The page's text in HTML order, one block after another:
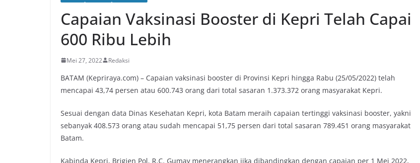
Capaian Vaksinasi Booster di Kepri Telah Capai
600 Ribu Lebih
Mei 27, 2022 Redaksi
BATAM (Kepriraya.com) – Capaian vaksinasi booster di Provinsi Kepri hingga Rabu (25/05/2022) telah
mencapai 43,74 persen atau 600.743 orang dari total sasaran 1.373.372 orang masyarakat Kepri.
Sesuai dengan data Dinas Kesehatan Kepri, kota Batam meraih capaian tertinggi vaksinasi booster, yakni
sebanyak 408.573 orang atau sudah mencapai 51,75 persen dari total sasaran 789.451 orang masyarakat
Batam.
Kabinda Kepri, Brigjen Pol. R.C. Gumay menerangkan jika dibandingkan dengan capaian per 1 Mei 2022,